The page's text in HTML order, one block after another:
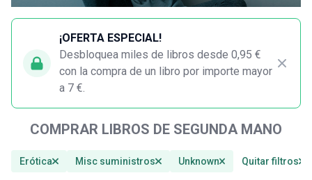
¡OFERTA ESPECIAL!
Desbloquea miles de libros desde 0,95 €
con la compra de un libro por importe mayor
a 7 €.
COMPRAR LIBROS DE SEGUNDA MANO
Erótica Misc suministros Unknown Quitar filtros